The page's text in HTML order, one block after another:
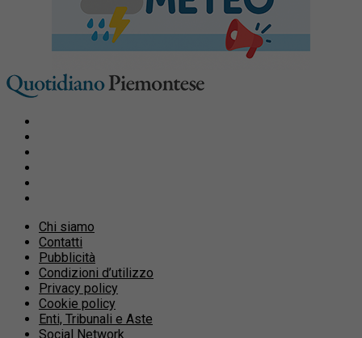
Chi siamo
Contatti
Pubblicità
Condizioni d’utilizzo
Privacy policy
Cookie policy
Enti, Tribunali e Aste
Social Network